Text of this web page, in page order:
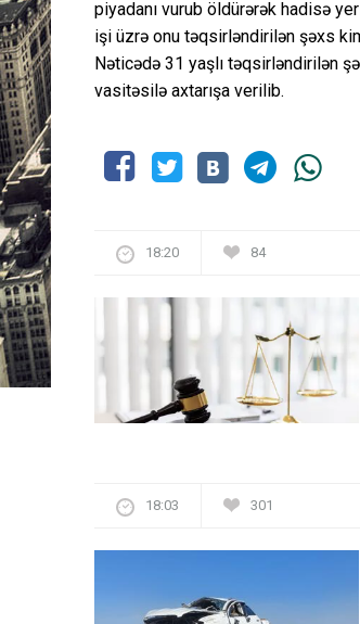
piyadanı vurub öldürərək hadisə
işi üzrə onu təqsirləndirilən şəxs
Nəticədə 31 yaşlı təqsirləndirilən
vasitəsilə axtarışa verilib.
18:20 84
18:03 301